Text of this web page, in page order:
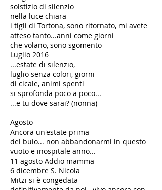
solstizio di silenzio
nella luce chiara
i tigli di Tortona, sono ritornato, mi avete
atteso tanto...anni come giorni
che volano, sono sgomento
​​Luglio 2016
​​...estate di silenzio,
luglio senza colori, giorni
di cicale, animi spenti
si sprofonda poco a poco...
...e tu dove sarai? (nonna)
Agosto
Ancora un'estate prima
del buio... non abbandonarmi in questo
vuoto e inospitale anno...
11 agosto Addio mamma
​​6 dicembre S. Nicola
Mitzi si è congedata